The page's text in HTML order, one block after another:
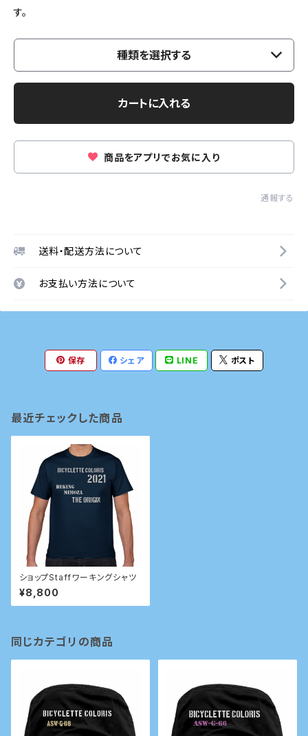
す。
種類を選択する
カートに入れる
商品をアプリでお気に入り
通報する
送料・配送方法について
お支払い方法について
保存 シェア LINE ポスト
最近チェックした商品
ショップStaffワーキングシャツ
¥8,800
同じカテゴリの商品